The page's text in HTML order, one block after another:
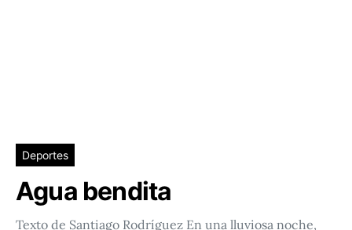
Deportes
Agua bendita
Texto de Santiago Rodríguez En una lluviosa noche,